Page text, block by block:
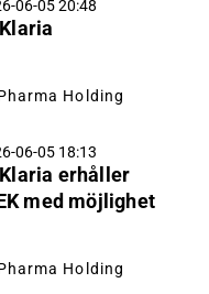
06-05 20:48
Holding
06-05 18:13
erhåller
med möjlighet
Holding